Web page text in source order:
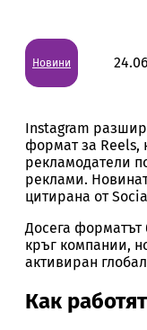
Новини
Instagram
формат за Reels,
рекламодатели
реклами.
цитирана от
Досега форматът
кръг компании,
активиран
Как